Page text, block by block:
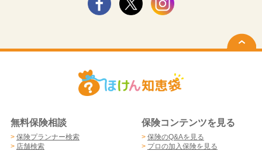
無料保険相談
> 保険プランナー検索
> 店舗検索
保険コンテンツを見る
> 保険のQ&Aを見る
> プロの加入保険を見る